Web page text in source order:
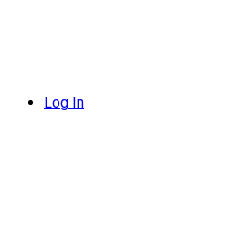
Log In